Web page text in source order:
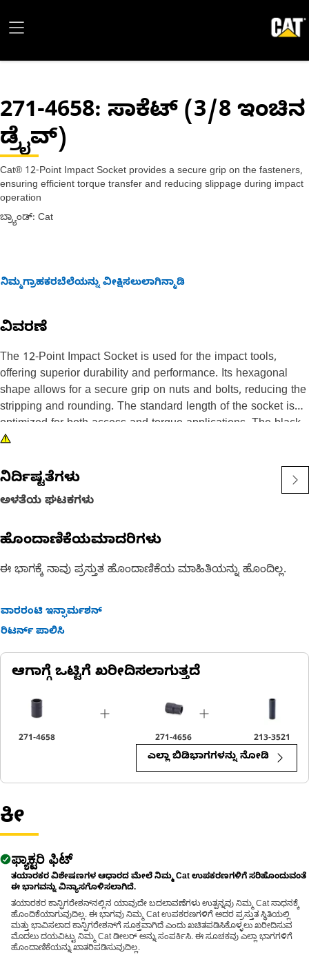
271-4658: ಸಾಕೆಟ್ (3/8 ಇಂಚಿನ
ಡ್ರೈವ್)
Cat® 12-Point Impact Socket provides a secure grip on the fasteners,
ensuring efficient torque transfer and reducing slippage during impact
operation
ಬ್ರ್ಯಾಂಡ್: Cat
ನಿಮ್ಮಗ್ರಾಹಕರಬೆಲೆಯನ್ನು ವೀಕ್ಷಿಸಲುಲಾಗಿನ್ಮಾಡಿ
ವಿವರಣೆ
The 12-Point Impact Socket is used for the impact tools,
offering superior durability and performance. Its hexagonal
shape allows for a secure grip on nuts and bolts, reducing the
stripping and rounding. The standard length of the socket is
optimized for both access and torque applications. The black
oxide finish enhances resistance to corrosion and wear,
high-torque impact applications.
Attributes:
impact tools.
• Used to handle high-torque applications without deformation.
• Provides excellent gripping power for reliable fastening.
The 12-Point Impact Socket is used in conjunction with impact
wrenches to handle hexagonal fasteners on equipment
operations.
ನಿರ್ದಿಷ್ಟತೆಗಳು
ಅಳತೆಯ ಘಟಕಗಳು
ಹೊಂದಾಣಿಕೆಯಮಾದರಿಗಳು
ಈ ಭಾಗಕ್ಕೆ ನಾವು ಪ್ರಸ್ತುತ ಹೊಂದಾಣಿಕೆಯ ಮಾಹಿತಿಯನ್ನು ಹೊಂದಿಲ್ಲ.
ವಾರರಂಟಿ ಇನ್ಫಾರ್ಮಶನ್
ರಿಟರ್ನ್ ಪಾಲಿಸಿ
ಆಗಾಗ್ಗೆ ಒಟ್ಟಿಗೆ ಖರೀದಿಸಲಾಗುತ್ತದೆ
271-4658 271-4656 213-3521
ಎಲ್ಲಾ ಬಿಡಿಭಾಗಗಳನ್ನು ನೋಡಿ
ಕೀ
ಫ್ಯಾಕ್ಟರಿ ಫಿಟ್
ತಯಾರಕರ ವಿಶೇಷಣಗಳ ಆಧಾರದ ಮೇಲೆ ನಿಮ್ಮ Cat ಉಪಕರಣಗಳಿಗೆ ಸರಿಹೊಂದುವಂತೆ
ಈ ಭಾಗವನ್ನು ವಿನ್ಯಾಸಗೊಳಿಸಲಾಗಿದೆ.
ತಯಾರಕರ ಕಾನ್ಫಿಗರೇಶನ್‌ನಲ್ಲಿನ ಯಾವುದೇ ಬದಲಾವಣೆಗಳು ಉತ್ಪನ್ನವು ನಿಮ್ಮ Cat ಸಾಧನಕ್ಕೆ
ಹೊಂದಿಕೆಯಾಗುವುದಿಲ್ಲ. ಈ ಭಾಗವು ನಿಮ್ಮ Cat ಉಪಕರಣಗಳಿಗೆ ಅದರ ಪ್ರಸ್ತುತ ಸ್ಥಿತಿಯಲ್ಲಿ
ಮತ್ತು ಭಾವಿಸಲಾದ ಕಾನ್ಫಿಗರೇಶನ್‌ಗೆ ಸೂಕ್ತವಾಗಿದೆ ಎಂದು ಖಚಿತಪಡಿಸಿಕೊಳ್ಳಲು ಖರೀದಿಸುವ
ಮೊದಲು ದಯವಿಟ್ಟು ನಿಮ್ಮ Cat ಡೀಲರ್ ಅನ್ನು ಸಂಪರ್ಕಿಸಿ. ಈ ಸೂಚಕವು ಎಲ್ಲಾ ಭಾಗಗಳಿಗೆ
ಹೊಂದಾಣಿಕೆಯನ್ನು ಖಾತರಿಪಡಿಸುವುದಿಲ್ಲ.